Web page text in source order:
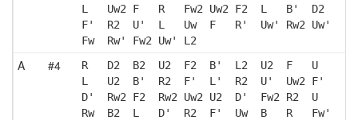
L   Uw2 F   R   Fw2 Uw2 F2  L   B'  D2
F'  R2  U'  L   Uw  F   R'  Uw' Rw2 Uw'
Fw  Rw' Fw2 Uw' L2
A #4
R   D2  B2  U2  F2  B'  L2  U2  F   U
L   U2  B'  R2  F'  L'  R2  U'  Uw2 F'
D'  Rw2 F2  Rw2 Uw2 U2  D'  Fw2 R2  U
Rw  B2  L   D'  R2  F'  Uw  B   R   Fw'